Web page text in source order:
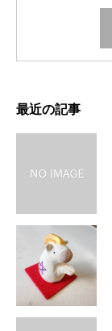
最近の記事